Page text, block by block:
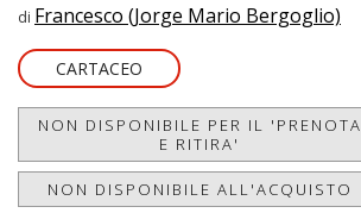
di Francesco (Jorge Mario Bergoglio)
CARTACEO
NON DISPONIBILE PER IL 'PRENOTA
E RITIRA'
NON DISPONIBILE ALL'ACQUISTO